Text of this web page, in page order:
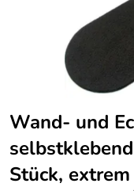
Wand- und
Stück,